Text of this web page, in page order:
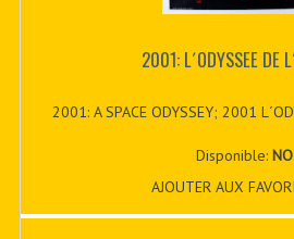
2001: L´ODYSSEE DE
2001: A SPACE ODYSSEY; 2001
Disponible:NO
AJOUTER AUX